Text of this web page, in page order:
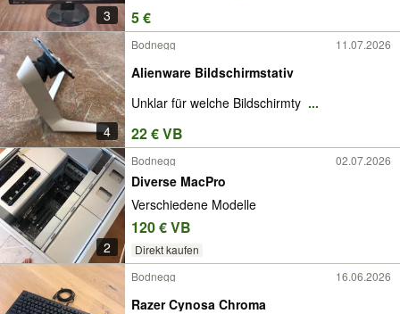
3 5 €
4
Bodnegg 11.07.2026
Alienware Bildschirmstativ
Unklar für welche Bildschirmty ...
22 € VB
2
Bodnegg 02.07.2026
Diverse MacPro
Verschiedene Modelle
120 € VB
Direkt kaufen
Bodnegg 16.06.2026
Razer Cynosa Chroma